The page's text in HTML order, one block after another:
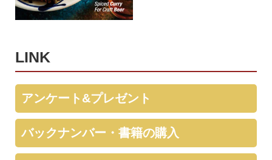
LINK
アンケート&プレゼント
バックナンバー・書籍の購入